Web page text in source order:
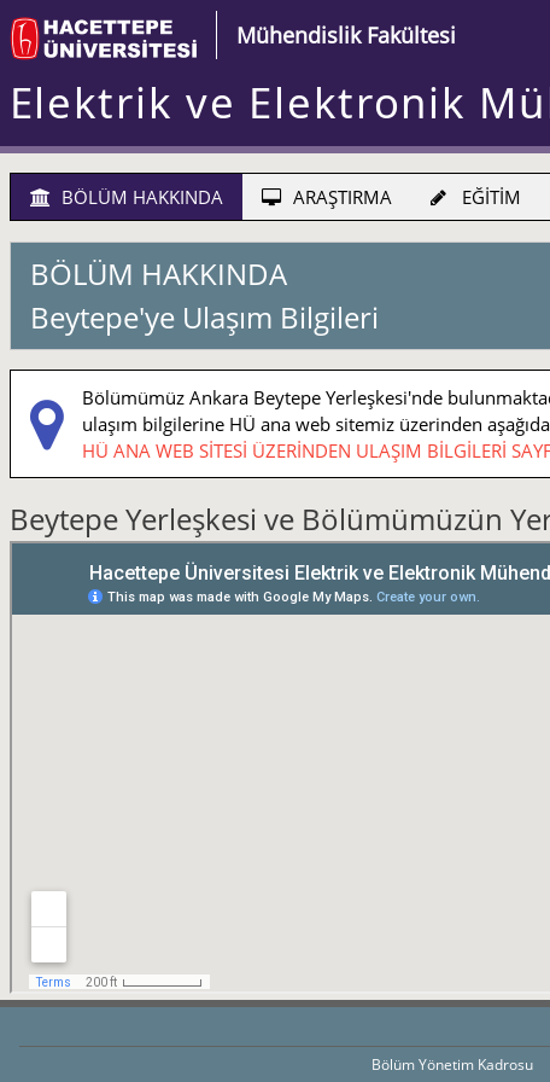
Mühendislik Fakültesi
Elektrik ve Elektronik
BÖLÜM HAKKINDA ARAŞTIRMA EĞİTİM
BÖLÜM HAKKINDA
Beytepe'ye Ulaşım Bilgileri
Bölümümüz Ankara Beytepe Yerleşkesi'nde
ulaşım bilgilerine HÜ ana web sitemiz üzerinden
HÜ ANA WEB SİTESİ ÜZERİNDEN ULAŞIM BİLGİLERİ
Beytepe Yerleşkesi ve Bölümümüzün
Bölüm Yönetim Kadrosu